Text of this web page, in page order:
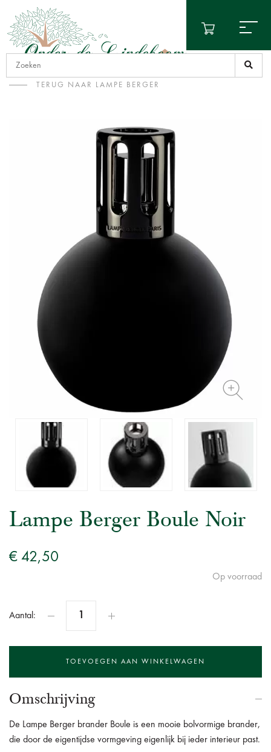
TERUG NAAR LAMPE BERGER
Lampe Berger Boule Noir
€ 42,50
Op voorraad
Aantal:
Omschrijving
De Lampe Berger brander Boule is een mooie bolvormige brander,
die door de eigentijdse vormgeving eigenlijk bij ieder interieur past.